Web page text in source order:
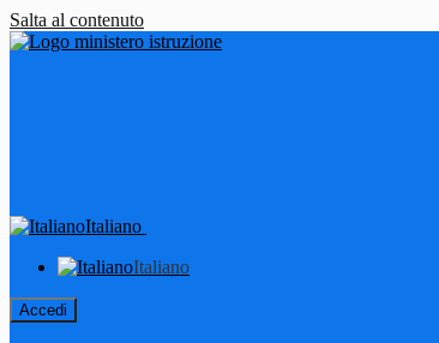
Salta al contenuto
Italiano
Italiano
Accedi